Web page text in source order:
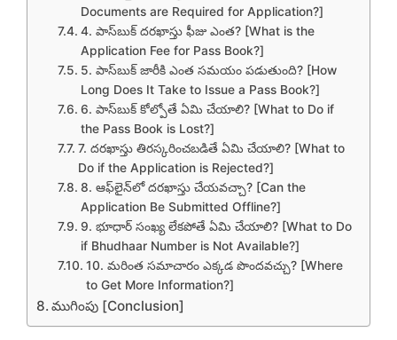
Documents are Required for Application?]
4. పాస్‌బుక్ దరఖాస్తు ఫీజు ఎంత? [What is the
Application Fee for Pass Book?]
5. పాస్‌బుక్ జారీకి ఎంత సమయం పడుతుంది? [How
Long Does It Take to Issue a Pass Book?]
6. పాస్‌బుక్ కోల్పోతే ఏమి చేయాలి? [What to Do if
the Pass Book is Lost?]
7. దరఖాస్తు తిరస్కరించబడితే ఏమి చేయాలి? [What to
Do if the Application is Rejected?]
8. ఆఫ్‌లైన్‌లో దరఖాస్తు చేయవచ్చా? [Can the
Application Be Submitted Offline?]
9. భూధార్ సంఖ్య లేకపోతే ఏమి చేయాలి? [What to Do
if Bhudhaar Number is Not Available?]
10. మరింత సమాచారం ఎక్కడ పొందవచ్చు? [Where
to Get More Information?]
ముగింపు [Conclusion]